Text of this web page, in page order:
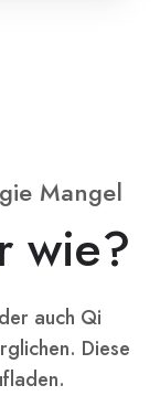
Mangel
wie?
auch Qi
Diese